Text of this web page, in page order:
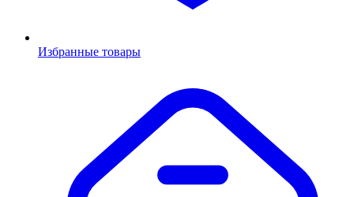
Избранные товары